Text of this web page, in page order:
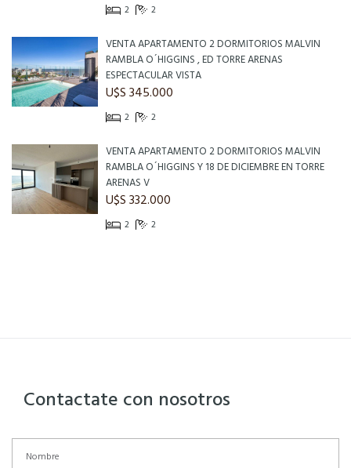
2 2
VENTA APARTAMENTO 2 DORMITORIOS MALVIN
RAMBLA O´HIGGINS , ED TORRE ARENAS
ESPECTACULAR VISTA
U$S 345.000
2 2
VENTA APARTAMENTO 2 DORMITORIOS MALVIN
RAMBLA O´HIGGINS Y 18 DE DICIEMBRE EN TORRE
ARENAS V
U$S 332.000
2 2
Contactate con nosotros